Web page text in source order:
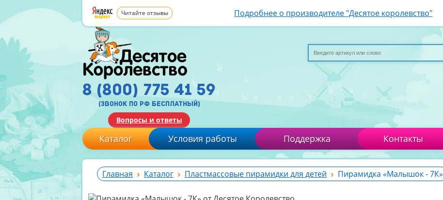
Читайте отзывы Подробнее о производителе "Десятое королевство"
8 (800) 775 41 59
(звонок по рф бесплатный)
Вопросы и ответы
Каталог Условия работы Поддержка Контакты
Главная Каталог Пластмассовые пирамидки для детей Пирамидка «Малышок - 7К»